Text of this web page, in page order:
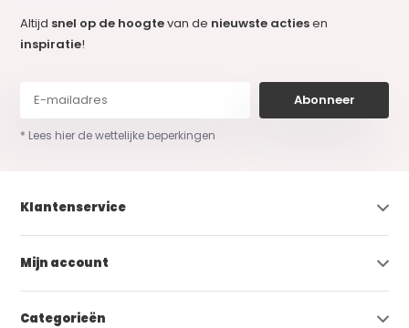
Altijd snel op de hoogtevan de nieuwste actiesen
inspiratie!
Abonneer
* Lees hier de wettelijke beperkingen
Klantenservice
Mijn account
Categorieën